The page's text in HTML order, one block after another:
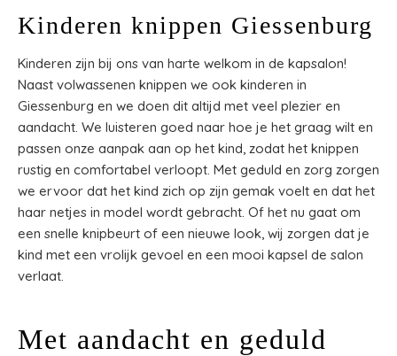
Kinderen knippen Giessenburg
Kinderen zijn bij ons van harte welkom in de kapsalon!
Naast volwassenen knippen we ook kinderen in
Giessenburg en we doen dit altijd met veel plezier en
aandacht. We luisteren goed naar hoe je het graag wilt en
passen onze aanpak aan op het kind, zodat het knippen
rustig en comfortabel verloopt. Met geduld en zorg zorgen
we ervoor dat het kind zich op zijn gemak voelt en dat het
haar netjes in model wordt gebracht. Of het nu gaat om
een snelle knipbeurt of een nieuwe look, wij zorgen dat je
kind met een vrolijk gevoel en een mooi kapsel de salon
verlaat.
Met aandacht en geduld